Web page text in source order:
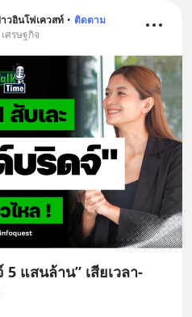
วอินโฟเควสท์ • ติดตาม
ศรษฐกิจ
แสนล้าน” เสียเวลา-